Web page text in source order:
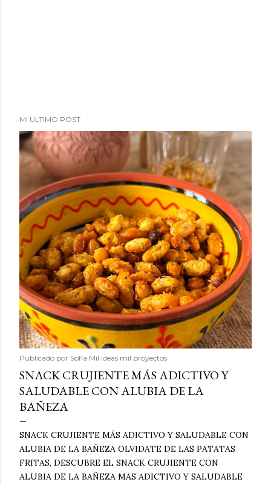
MI ULTIMO POST
Publicado por Sofía Mil ideas mil proyectos
SNACK CRUJIENTE MÁS ADICTIVO Y
SALUDABLE CON ALUBIA DE LA
BAÑEZA
SNACK CRUJIENTE MÁS ADICTIVO Y SALUDABLE CON
ALUBIA DE LA BAÑEZA OLVIDATE DE LAS PATATAS
FRITAS, DESCUBRE EL SNACK CRUJIENTE CON
ALUBIA DE LA BAÑEZA MAS ADICTIVO Y SALUDABLE